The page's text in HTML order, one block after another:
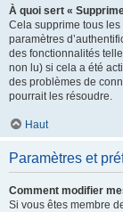
À quoi sert «
Cela supprime tous
paramètres
des fonctionnalités
non lu) si cela a été
des problèmes de
pourrait les résoudre.
Haut
Paramètres et
Comment modifier
Si vous êtes membre